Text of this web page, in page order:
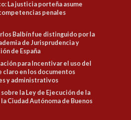
La justicia porteña asume
penales
Balbín fue distinguido por la
de Jurisprudencia y
de España
para Incentivar el uso del
claro en los documentos
y administrativos
la Ley de Ejecución de la
la Ciudad Autónoma de Buenos